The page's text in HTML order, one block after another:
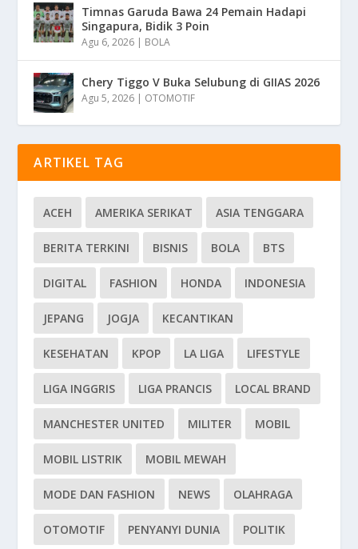
Timnas Garuda Bawa 24 Pemain Hadapi
Singapura, Bidik 3 Poin
Agu 6, 2026 | BOLA
Chery Tiggo V Buka Selubung di GIIAS 2026
Agu 5, 2026 | OTOMOTIF
ARTIKEL TAG
ACEH AMERIKA SERIKAT ASIA TENGGARA
BERITA TERKINI BISNIS BOLA BTS
DIGITAL FASHION HONDA INDONESIA
JEPANG JOGJA KECANTIKAN
KESEHATAN KPOP LA LIGA LIFESTYLE
LIGA INGGRIS LIGA PRANCIS LOCAL BRAND
MANCHESTER UNITED MILITER MOBIL
MOBIL LISTRIK MOBIL MEWAH
MODE DAN FASHION NEWS OLAHRAGA
OTOMOTIF PENYANYI DUNIA POLITIK